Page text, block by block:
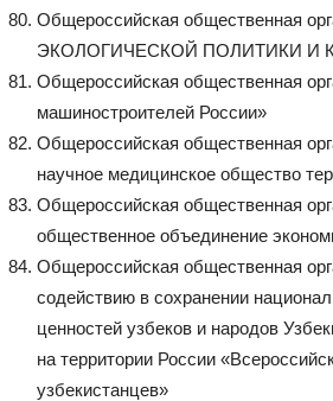
Общероссийская общественная
ЭКОЛОГИЧЕСКОЙ ПОЛИТИКИ И
Общероссийская общественная
машиностроителей России»
Общероссийская общественная
научное медицинское общество
Общероссийская общественная
общественное объединение
Общероссийская общественная
содействию в сохранении
ценностей узбеков и народов
на территории России
узбекистанцев»